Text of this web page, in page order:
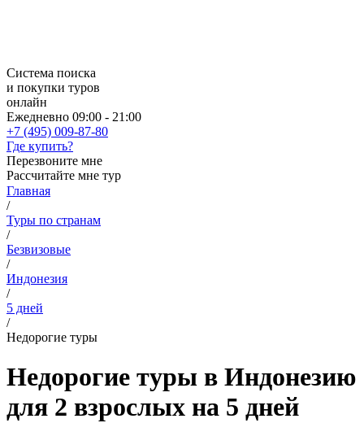
Система поиска
и покупки туров
онлайн
Ежедневно 09:00 - 21:00
+7 (495) 009-87-80
Где купить?
Перезвоните мне
Рассчитайте мне тур
Главная
/
Туры по странам
/
Безвизовые
/
Индонезия
/
5 дней
/
Недорогие туры
Недорогие туры в Индонезию
для 2 взрослых на 5 дней